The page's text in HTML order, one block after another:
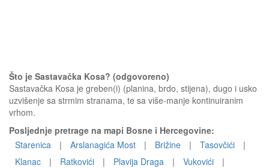
Što je Sastavačka Kosa? (odgovoreno)
Sastavačka Kosa je greben(i) (planina, brdo, stijena), dugo i usko
uzvišenje sa strmim stranama, te sa više-manje kontinuiranim
vrhom.
Posljednje pretrage na mapi Bosne i Hercegovine:
Starenica
| Arslanagića Most | Brižine | Tasovčići
|
Klanac
| Ratkovići | Plavija Draga | Vukovići |